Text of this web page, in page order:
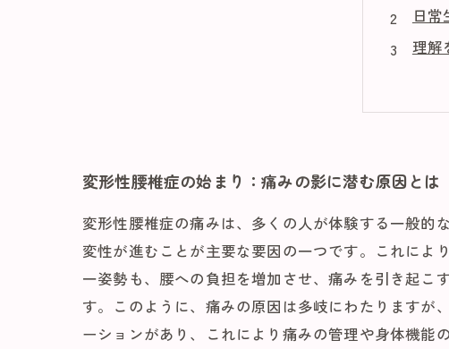
日
理解
治
予防
未来
変形性腰椎症の始まり：痛みの影に潜む原因とは
変形性腰椎症の痛みは、多くの人が体験する一般的
変性が進むことが主要な要因の一つです。これによ
一姿勢も、腰への負担を増加させ、痛みを引き起こ
す。このように、痛みの原因は多岐にわたりますが
ーションがあり、これにより痛みの管理や身体機能